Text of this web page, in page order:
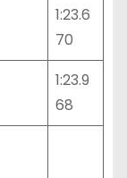
1:23.6
70
1:23.9
68